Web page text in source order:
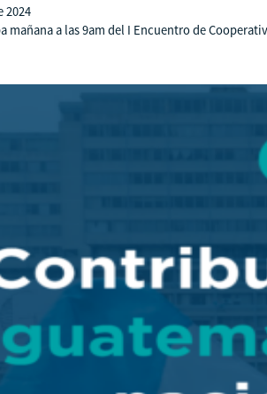
2024
mañana a las 9am del I Encuentro de